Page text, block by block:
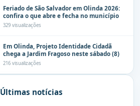
Feriado de São Salvador em Olinda 2026:
confira o que abre e fecha no município
329 visualizações
Em Olinda, Projeto Identidade Cidadã
chega a Jardim Fragoso neste sábado (8)
216 visualizações
Últimas notícias